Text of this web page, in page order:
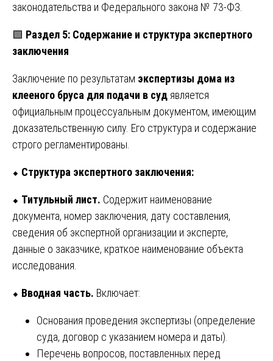
законодательства и Федерального закона № 73-ФЗ.
🟩 Раздел 5: Содержание и структура экспертного
заключения
Заключение по результатам экспертизы дома из
клееного бруса для подачи в суд является
официальным процессуальным документом, имеющим
доказательственную силу. Его структура и содержание
строго регламентированы.
⬥ Структура экспертного заключения:
⬥ Титульный лист. Содержит наименование
документа, номер заключения, дату составления,
сведения об экспертной организации и эксперте,
данные о заказчике, краткое наименование объекта
исследования.
⬥ Вводная часть. Включает:
Основания проведения экспертизы (определение
суда, договор с указанием номера и даты).
Перечень вопросов, поставленных перед